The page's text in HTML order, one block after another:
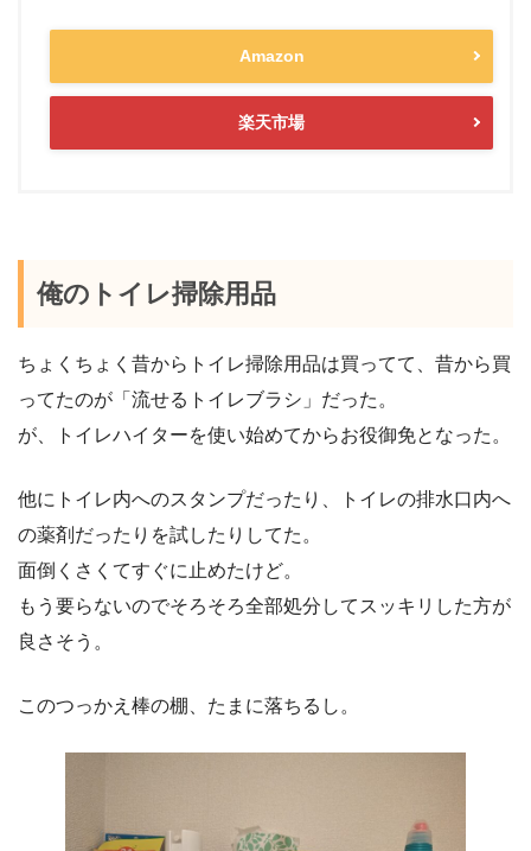
Amazon
楽天市場
俺のトイレ掃除用品
ちょくちょく昔からトイレ掃除用品は買ってて、昔から買
ってたのが「流せるトイレブラシ」だった。
が、トイレハイターを使い始めてからお役御免となった。
他にトイレ内へのスタンプだったり、トイレの排水口内へ
の薬剤だったりを試したりしてた。
面倒くさくてすぐに止めたけど。
もう要らないのでそろそろ全部処分してスッキリした方が
良さそう。
このつっかえ棒の棚、たまに落ちるし。